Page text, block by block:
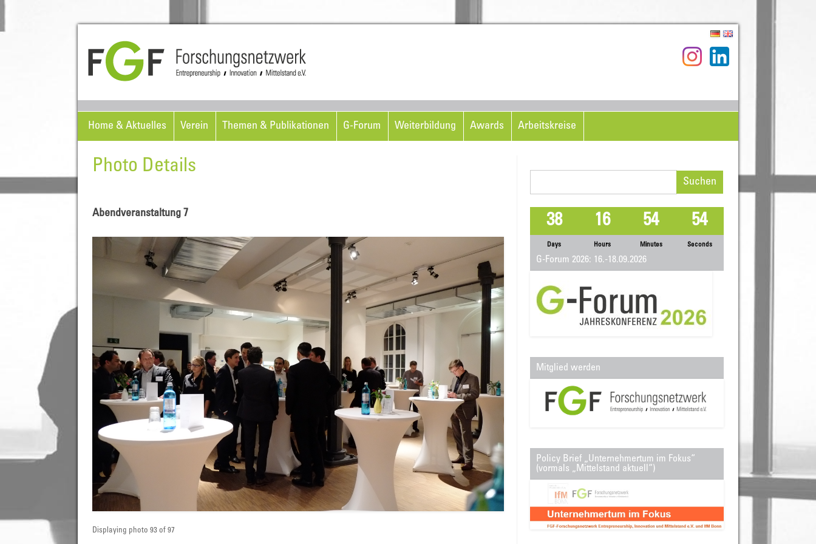
Home & Aktuelles Verein Themen & Publikationen G-Forum Weiterbildung Awards Arbeitskreise
Photo Details
Abendveranstaltung 7
Displaying photo 93 of 97
38
Days
16
Hours
54
Minutes
53
Seconds
G-Forum 2026: 16.-18.09.2026
Mitglied werden
Policy Brief „Unternehmertum im Fokus“
(vormals „Mittelstand aktuell“)